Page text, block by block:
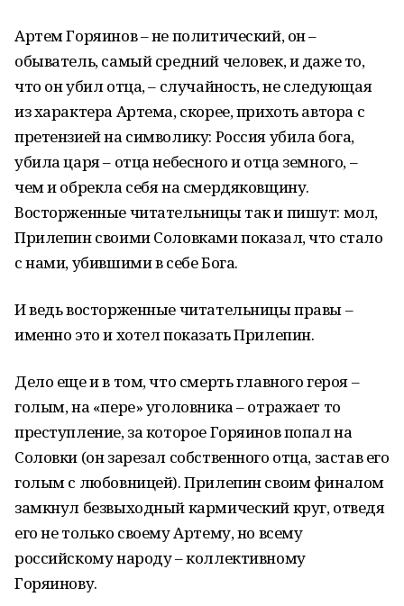
Артем Горяинов – не политический, он –
обыватель, самый средний человек, и даже то,
что он убил отца, – случайность, не следующая
из характера Артема, скорее, прихоть автора с
претензией на символику: Россия убила бога,
убила царя – отца небесного и отца земного, –
чем и обрекла себя на смердяковщину.
Восторженные читательницы так и пишут: мол,
Прилепин своими Соловками показал, что стало
с нами, убившими в себе Бога.
И ведь восторженные читательницы правы –
именно это и хотел показать Прилепин.
Дело еще и в том, что смерть главного героя –
голым, на «пере» уголовника – отражает то
преступление, за которое Горяинов попал на
Соловки (он зарезал собственного отца, застав его
голым с любовницей). Прилепин своим финалом
замкнул безвыходный кармический круг, отведя
его не только своему Артему, но всему
российскому народу – коллективному
Горяинову.